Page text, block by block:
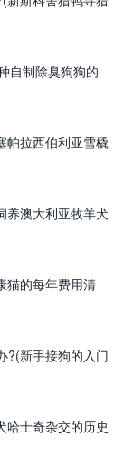
自制除臭狗狗的
帕拉西伯利亚雪橇
养澳大利亚牧羊犬
猫的每年费用清
?(新手接狗的入门
哈士奇杂交的历史